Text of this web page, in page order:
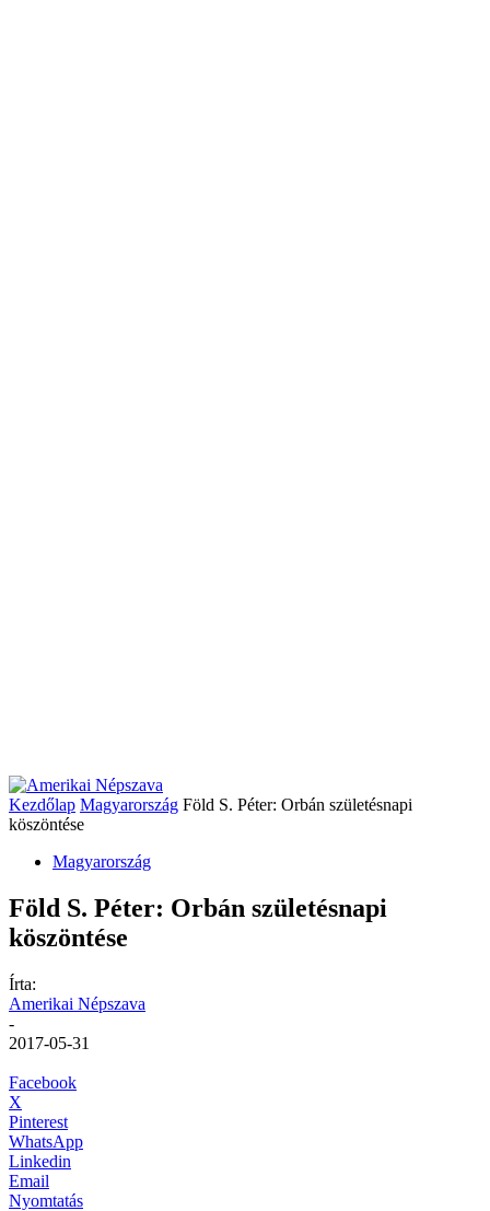
Kezdőlap Magyarország Föld S. Péter: Orbán születésnapi
köszöntése
Magyarország
Föld S. Péter: Orbán születésnapi
köszöntése
Írta:
Amerikai Népszava
-
2017-05-31
Facebook
X
Pinterest
WhatsApp
Linkedin
Email
Nyomtatás